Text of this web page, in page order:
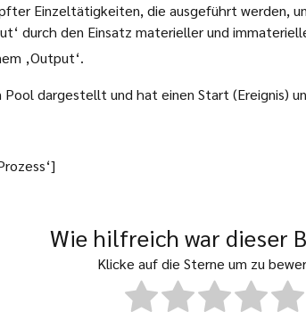
Einzeltätigkeiten, die ausgeführt werden,
durch den Einsatz materieller und
‚Output‘.
dargestellt und hat einen Start (Ereignis)
Wie hilfreich war dieser
Klicke auf die Sterne um zu